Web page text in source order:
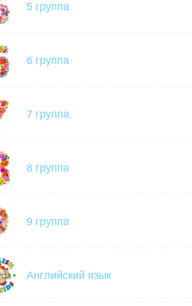
5 группа
6 группа
7 группа
8 группа
9 группа
Английский язык